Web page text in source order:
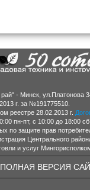
- Минск, ул.Платонова
г. за №191775510.
реестре 28.02.2013 г.
пн-пт, с 10:00 до 18:00
по защите прав
Центрального
и услуг
ПОЛНАЯ ВЕРСИЯ